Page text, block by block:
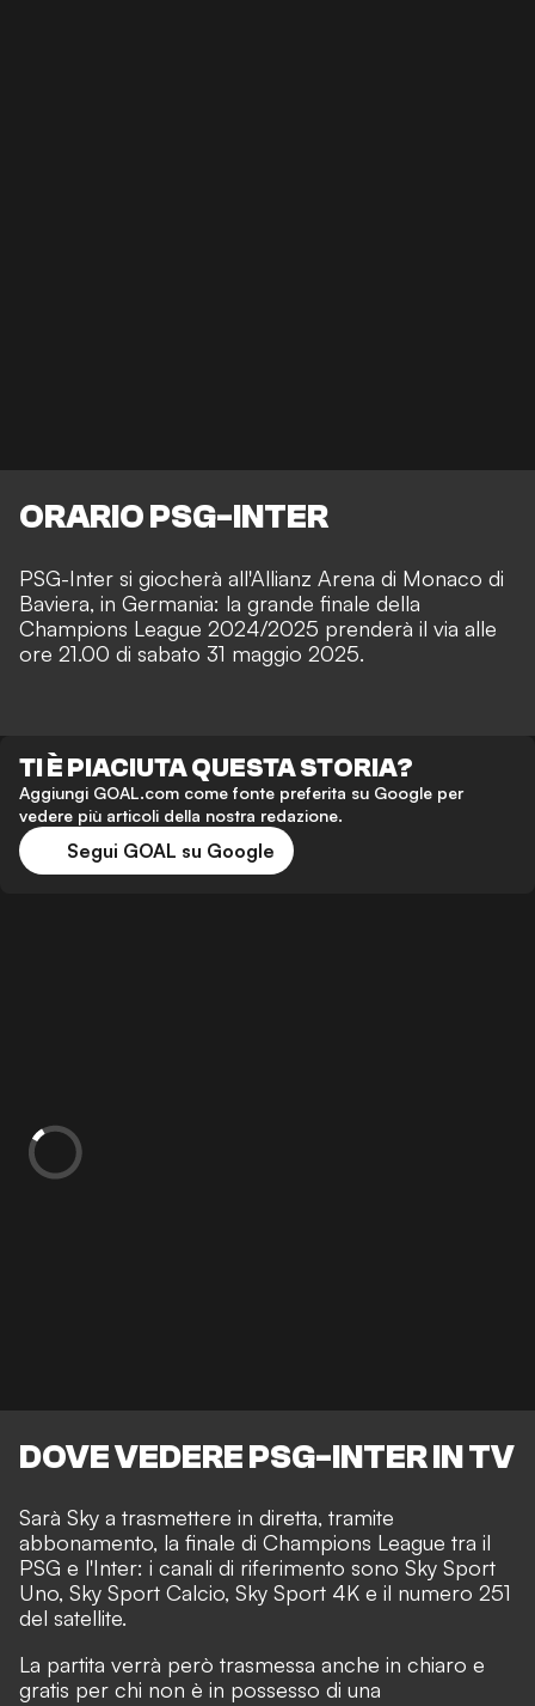
ORARIO PSG-INTER
PSG-Inter si giocherà all'Allianz Arena di Monaco di
Baviera, in Germania: la grande finale della
Champions League 2024/2025 prenderà il via alle
ore 21.00 di sabato 31 maggio 2025.
TI È PIACIUTA QUESTA STORIA?
Aggiungi GOAL.com come fonte preferita su Google per
vedere più articoli della nostra redazione.
Segui GOAL su Google
DOVE VEDERE PSG-INTER IN TV
Sarà Sky a trasmettere in diretta, tramite
abbonamento, la finale di Champions League tra il
PSG e l'Inter: i canali di riferimento sono Sky Sport
Uno, Sky Sport Calcio, Sky Sport 4K e il numero 251
del satellite.
La partita verrà però trasmessa anche in chiaro e
gratis per chi non è in possesso di una